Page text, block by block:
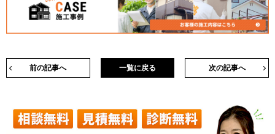
前の記事へ 次の記事へ
一覧に戻る